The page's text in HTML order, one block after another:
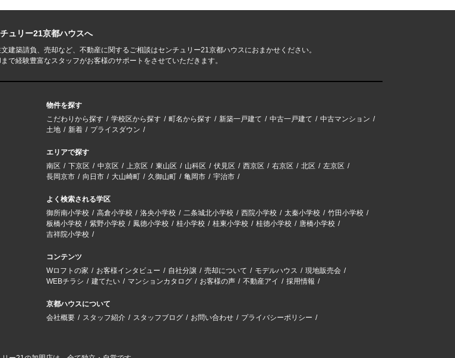
ュリー21京都ハウスへ
建築請負、売却など、不動産に関するご相談はセンチュリー21京都ハウスにおまかせください。
で経験豊富なスタッフがお客様のサポートをさせていただきます。
物件を探す
こだわりから探す
学校区から探す 町名から探す 新築一戸建て 中古一戸建て
中古マンション
土地
新着 プライスダウン
エリアで探す
南区
下京区 中京区 上京区 東山区 山科区 伏見区 西京区 右京区 北区
左京区
長岡京市
向日市 大山崎町 久御山町 亀岡市 宇治市
よく検索される学区
御所南小学校
高倉小学校 洛央小学校 二条城北小学校 西院小学校 太秦小学校
竹田小学校
板橋小学校
紫野小学校 鳳徳小学校 桂小学校 桂東小学校 桂徳小学校
唐橋小学校
吉祥院小学校
コンテンツ
Wロフトの家
お客様インタビュー 自社分譲 売却について モデルハウス
現地販売会
WEBチラシ
建てたい マンションカタログ お客様の声 不動産アイ 採用情報
京都ハウスについて
会社概要
スタッフ紹介 スタッフブログ お問い合わせ プライバシーポリシー